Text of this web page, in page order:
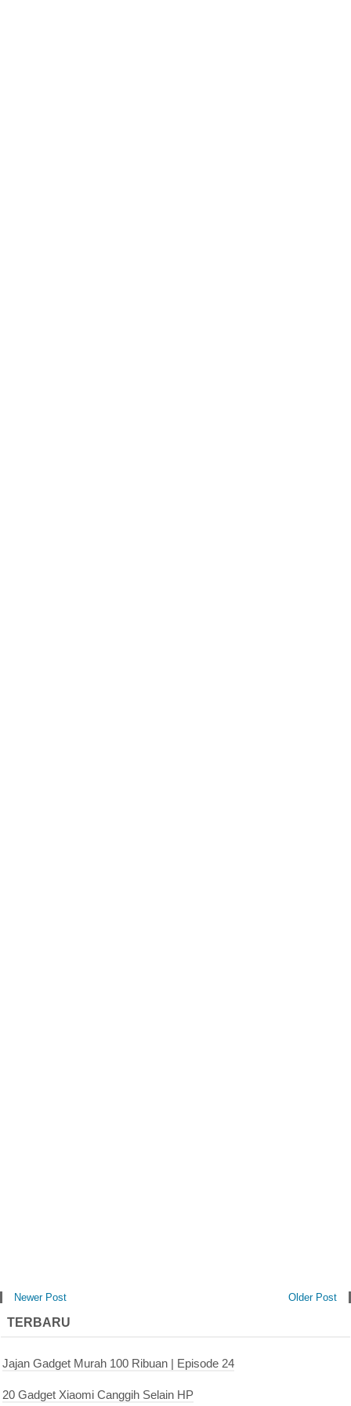
Newer Post Older Post
TERBARU
Jajan Gadget Murah 100 Ribuan | Episode 24
20 Gadget Xiaomi Canggih Selain HP